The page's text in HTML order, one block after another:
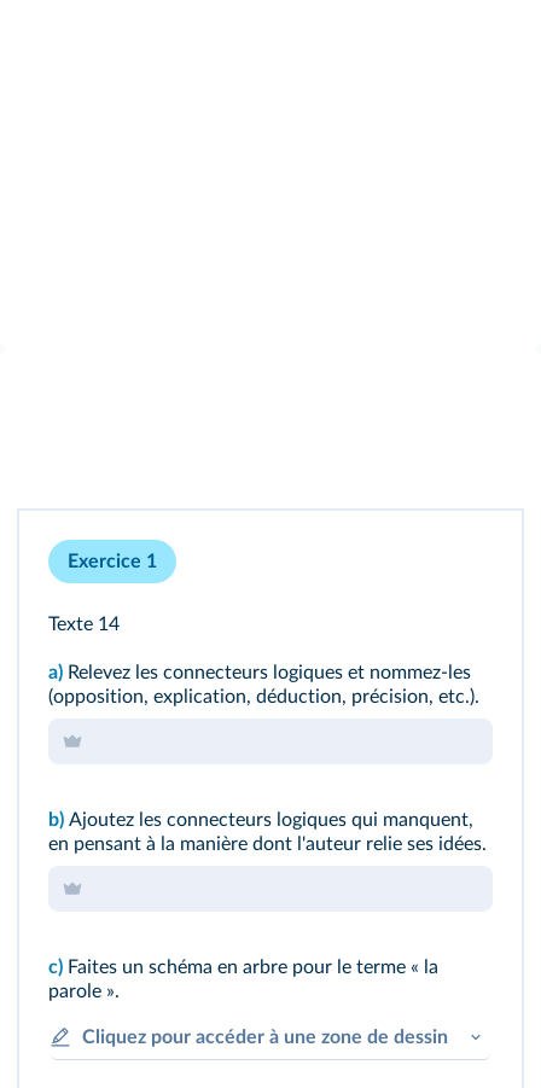
Exercice 1
Texte 14
a) Relevez les connecteurs logiques et nommez-les
(opposition, explication, déduction, précision, etc.).
b) Ajoutez les connecteurs logiques qui manquent,
en pensant à la manière dont l'auteur relie ses idées.
c) Faites un schéma en arbre pour le terme « la
parole ».
Cliquez pour accéder à une zone de dessin